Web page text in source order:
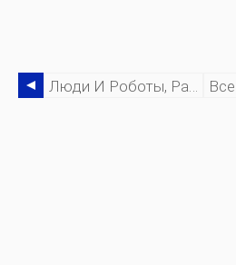
Люди И Роботы, Работающие Вместе Через Пользовательские Интерфейсы